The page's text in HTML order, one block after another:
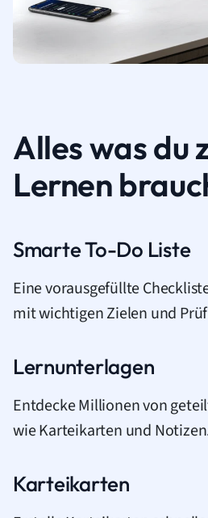
Alles was du
Lernen
Smarte To-Do Liste
Eine vorausgefüllte
mit wichtigen Zielen und
Lernunterlagen
Entdecke Millionen von
wie Karteikarten und
Karteikarten